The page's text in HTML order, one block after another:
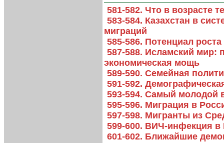
581-582. Что в возрасте
583-584. Казахстан в
миграций
585-586. Потенциал
587-588. Исламский мир:
экономическая мощь
589-590. Семейная
591-592.
593-594. Самый молодой
595-596. Миграция в
597-598. Мигранты из
599-600. ВИЧ-инфекция в
601-602. Ближайшие